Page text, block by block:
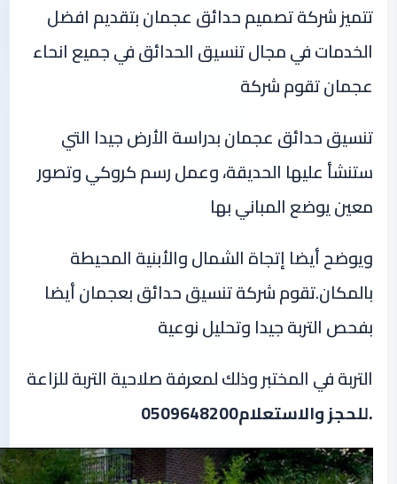
تتميز شركة تصميم حدائق عجمان بتقديم افضل
الخدمات في مجال تنسيق الحدائق في جميع انحاء
عجمان تقوم شركة
تنسيق حدائق عجمان بدراسة الأرض جيدا التي
ستنشأ عليها الحديقة، وعمل رسم كروكي وتصور
معين يوضع المباني بها
ويوضح أيضا إتجاة الشمال والأبنية المحيطة
بالمكان.تقوم شركة تنسيق حدائق بعجمان أيضا
بفحص التربة جيدا وتحليل نوعية
التربة في المختبر وذلك لمعرفة صلاحية التربة للزاعة
.للحجز والاستعلام0509648200